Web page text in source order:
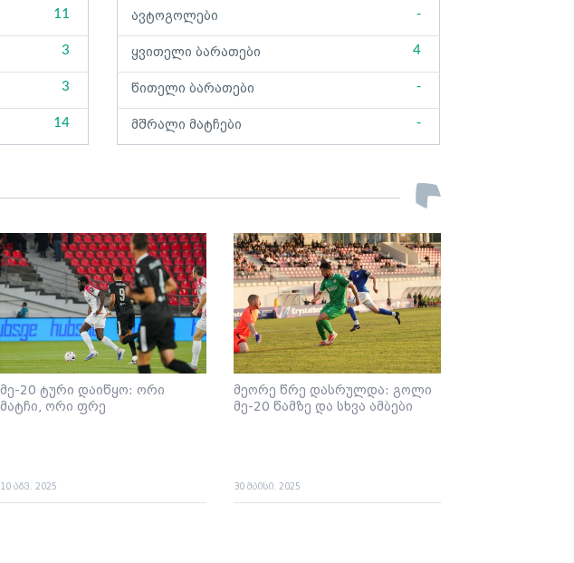
11
3
3
14
ავტოგოლები -
ყვითელი ბარათები 4
წითელი ბარათები -
მშრალი მატჩები -
მე-20 ტური დაიწყო: ორი
მატჩი, ორი ფრე
10 აგვ. 2025
მეორე წრე დასრულდა: გოლი
მე-20 წამზე და სხვა ამბები
30 მაისი. 2025